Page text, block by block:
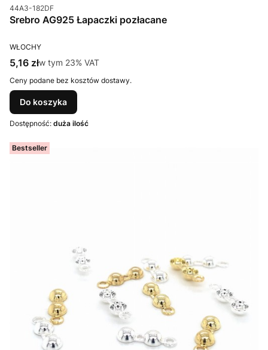
Kod produktu
44A3-182DF
Srebro AG925 Łapaczki pozłacane
PRODUCENT
WŁOCHY
Cena brutto
5,16 złw tym %s VAT
w tym 23% VAT
Ceny podane bez kosztów dostawy.
Do koszyka
Dostępność: duża ilość
Bestseller